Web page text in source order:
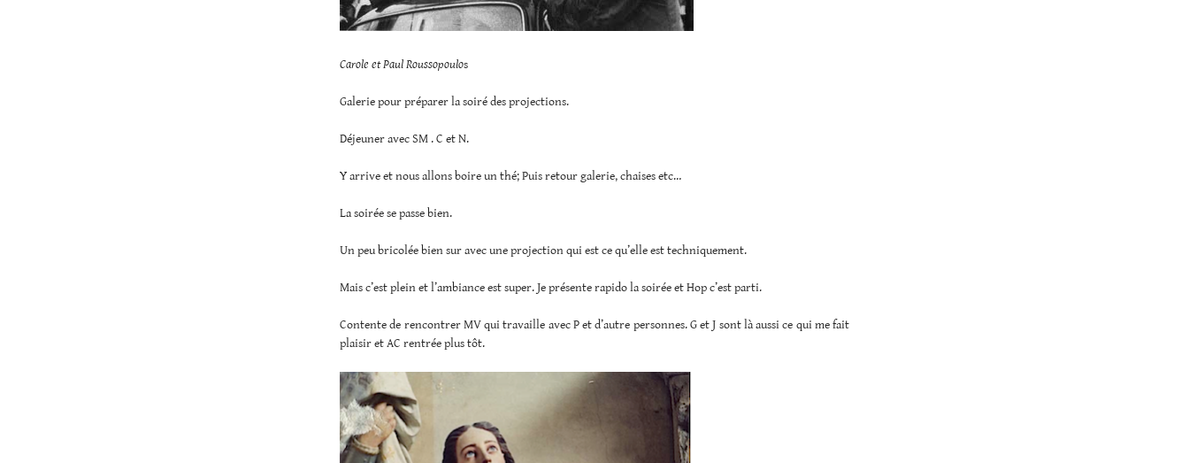
Carole et Paul Roussopoulos
Galerie pour préparer la soiré des projections.
Déjeuner avec SM . C et N.
Y arrive et nous allons boire un thé; Puis retour galerie, chaises etc…
La soirée se passe bien.
Un peu bricolée bien sur avec une projection qui est ce qu’elle est techniquement.
Mais c’est plein et l’ambiance est super. Je présente rapido la soirée et Hop c’est parti.
Contente de rencontrer MV qui travaille avec P et d’autre personnes. G et J sont là aussi ce qui me fait
plaisir et AC rentrée plus tôt.